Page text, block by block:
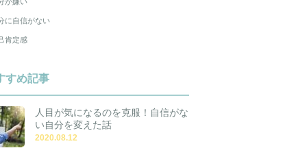
に自信がない
肯定感
すめ記事
人目が気になるのを克服！自信がな
い自分を変えた話
2020.08.12